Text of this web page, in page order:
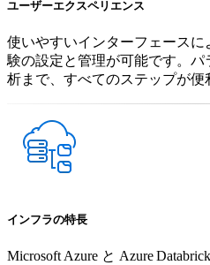
ユーザーエクスペリエンス
使いやすいインターフェース
験の設定と管理が可能です。
析まで、すべてのステップが便
インフラの特長
Microsoft Azure と Azure